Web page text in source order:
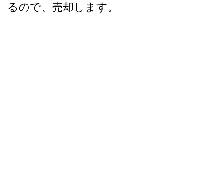
るので、売却します。